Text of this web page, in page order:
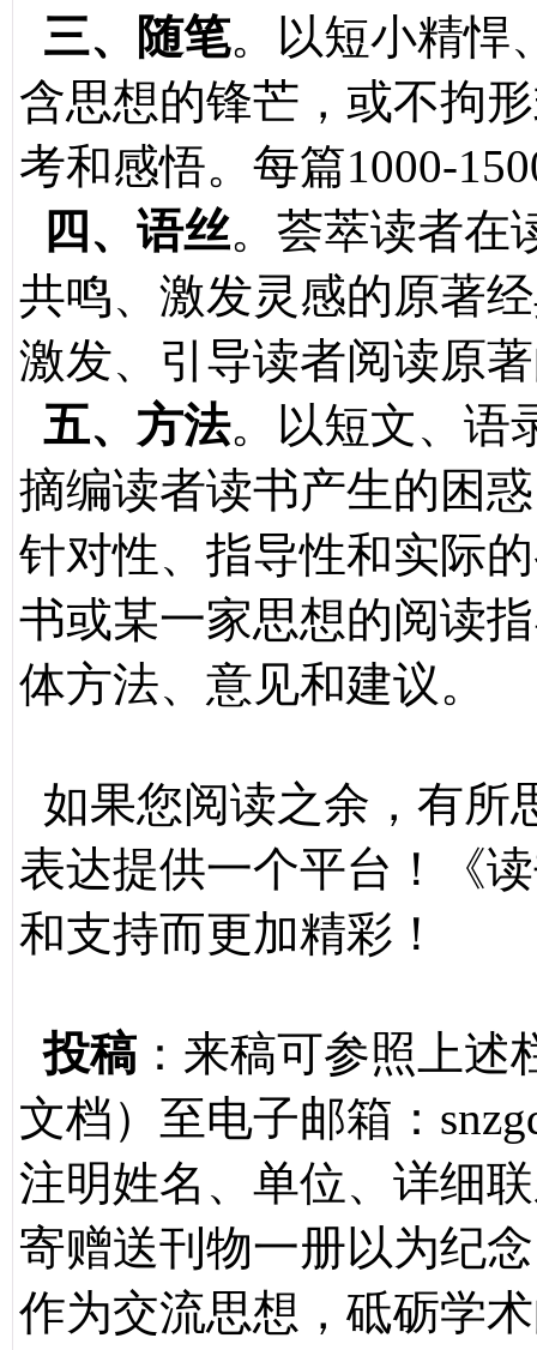
三、随笔。以短小精悍
含思想的锋芒，或不拘
考和感悟。每篇1000-
四、语丝。荟萃读者在
共鸣、激发灵感的原著
激发、引导读者阅读原
五、方法。以短文、语
摘编读者读书产生的困
针对性、指导性和实际
书或某一家思想的阅读
体方法、意见和建议。
如果您阅读之余，有所
表达提供一个平台！《
和支持而更加精彩！
投稿 ：来稿可参照上
文档）至电子邮箱：
注明姓名、单位、详细
寄赠送刊物一册以为纪
作为交流思想，砥砺学